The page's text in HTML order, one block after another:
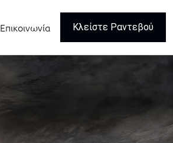
Επικοινωνία Κλείστε Ραντεβού